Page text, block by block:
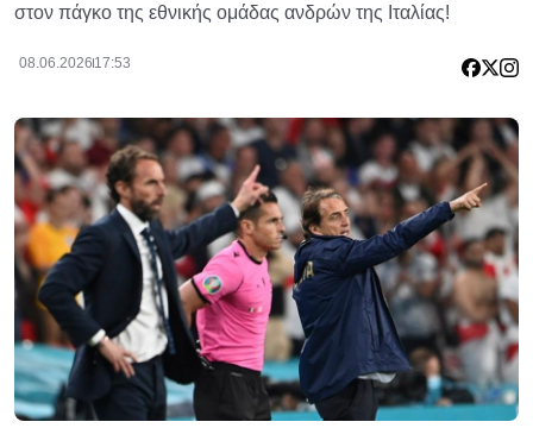
στον πάγκο της εθνικής ομάδας ανδρών της Ιταλίας!
08.06.2026 17:53